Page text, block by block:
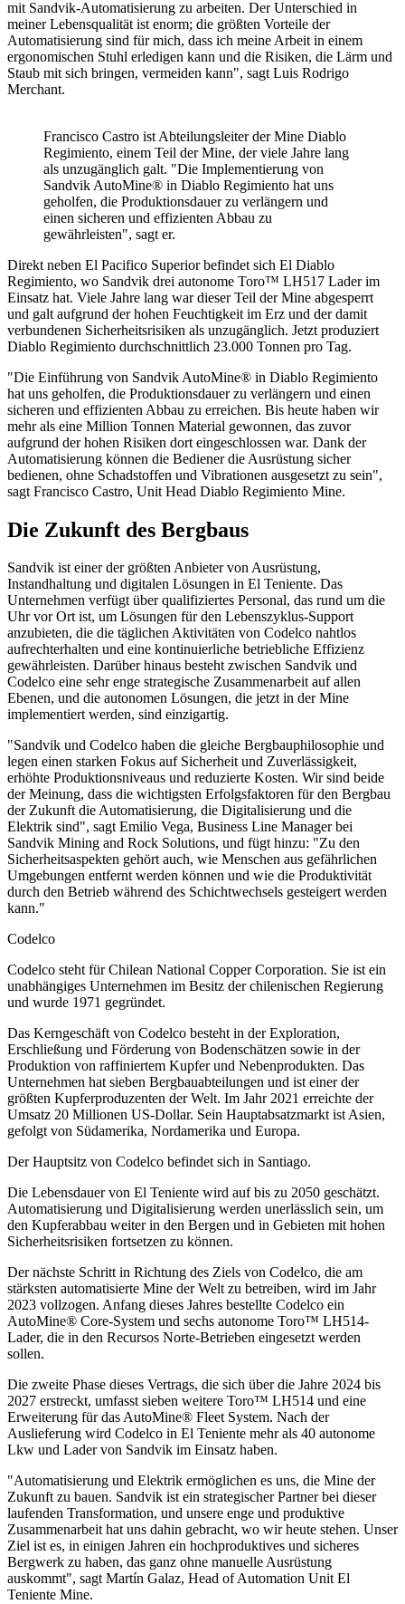
mit Sandvik-Automatisierung zu arbeiten. Der Unterschied in
meiner Lebensqualität ist enorm; die größten Vorteile der
Automatisierung sind für mich, dass ich meine Arbeit in einem
ergonomischen Stuhl erledigen kann und die Risiken, die Lärm und
Staub mit sich bringen, vermeiden kann", sagt Luis Rodrigo
Merchant.
Francisco Castro ist Abteilungsleiter der Mine Diablo
Regimiento, einem Teil der Mine, der viele Jahre lang
als unzugänglich galt. "Die Implementierung von
Sandvik AutoMine® in Diablo Regimiento hat uns
geholfen, die Produktionsdauer zu verlängern und
einen sicheren und effizienten Abbau zu
gewährleisten", sagt er.
Direkt neben El Pacifico Superior befindet sich El Diablo
Regimiento, wo Sandvik drei autonome Toro™ LH517 Lader im
Einsatz hat. Viele Jahre lang war dieser Teil der Mine abgesperrt
und galt aufgrund der hohen Feuchtigkeit im Erz und der damit
verbundenen Sicherheitsrisiken als unzugänglich. Jetzt produziert
Diablo Regimiento durchschnittlich 23.000 Tonnen pro Tag.
"Die Einführung von Sandvik AutoMine® in Diablo Regimiento
hat uns geholfen, die Produktionsdauer zu verlängern und einen
sicheren und effizienten Abbau zu erreichen. Bis heute haben wir
mehr als eine Million Tonnen Material gewonnen, das zuvor
aufgrund der hohen Risiken dort eingeschlossen war. Dank der
Automatisierung können die Bediener die Ausrüstung sicher
bedienen, ohne Schadstoffen und Vibrationen ausgesetzt zu sein",
sagt Francisco Castro, Unit Head Diablo Regimiento Mine.
Die Zukunft des Bergbaus
Sandvik ist einer der größten Anbieter von Ausrüstung,
Instandhaltung und digitalen Lösungen in El Teniente. Das
Unternehmen verfügt über qualifiziertes Personal, das rund um die
Uhr vor Ort ist, um Lösungen für den Lebenszyklus-Support
anzubieten, die die täglichen Aktivitäten von Codelco nahtlos
aufrechterhalten und eine kontinuierliche betriebliche Effizienz
gewährleisten. Darüber hinaus besteht zwischen Sandvik und
Codelco eine sehr enge strategische Zusammenarbeit auf allen
Ebenen, und die autonomen Lösungen, die jetzt in der Mine
implementiert werden, sind einzigartig.
"Sandvik und Codelco haben die gleiche Bergbauphilosophie und
legen einen starken Fokus auf Sicherheit und Zuverlässigkeit,
erhöhte Produktionsniveaus und reduzierte Kosten. Wir sind beide
der Meinung, dass die wichtigsten Erfolgsfaktoren für den Bergbau
der Zukunft die Automatisierung, die Digitalisierung und die
Elektrik sind", sagt Emilio Vega, Business Line Manager bei
Sandvik Mining and Rock Solutions, und fügt hinzu: "Zu den
Sicherheitsaspekten gehört auch, wie Menschen aus gefährlichen
Umgebungen entfernt werden können und wie die Produktivität
durch den Betrieb während des Schichtwechsels gesteigert werden
kann."
Codelco
Codelco steht für Chilean National Copper Corporation. Sie ist ein
unabhängiges Unternehmen im Besitz der chilenischen Regierung
und wurde 1971 gegründet.
Das Kerngeschäft von Codelco besteht in der Exploration,
Erschließung und Förderung von Bodenschätzen sowie in der
Produktion von raffiniertem Kupfer und Nebenprodukten. Das
Unternehmen hat sieben Bergbauabteilungen und ist einer der
größten Kupferproduzenten der Welt. Im Jahr 2021 erreichte der
Umsatz 20 Millionen US-Dollar. Sein Hauptabsatzmarkt ist Asien,
gefolgt von Südamerika, Nordamerika und Europa.
Der Hauptsitz von Codelco befindet sich in Santiago.
Die Lebensdauer von El Teniente wird auf bis zu 2050 geschätzt.
Automatisierung und Digitalisierung werden unerlässlich sein, um
den Kupferabbau weiter in den Bergen und in Gebieten mit hohen
Sicherheitsrisiken fortsetzen zu können.
Der nächste Schritt in Richtung des Ziels von Codelco, die am
stärksten automatisierte Mine der Welt zu betreiben, wird im Jahr
2023 vollzogen. Anfang dieses Jahres bestellte Codelco ein
AutoMine® Core-System und sechs autonome Toro™ LH514-
Lader, die in den Recursos Norte-Betrieben eingesetzt werden
sollen.
Die zweite Phase dieses Vertrags, die sich über die Jahre 2024 bis
2027 erstreckt, umfasst sieben weitere Toro™ LH514 und eine
Erweiterung für das AutoMine® Fleet System. Nach der
Auslieferung wird Codelco in El Teniente mehr als 40 autonome
Lkw und Lader von Sandvik im Einsatz haben.
"Automatisierung und Elektrik ermöglichen es uns, die Mine der
Zukunft zu bauen. Sandvik ist ein strategischer Partner bei dieser
laufenden Transformation, und unsere enge und produktive
Zusammenarbeit hat uns dahin gebracht, wo wir heute stehen. Unser
Ziel ist es, in einigen Jahren ein hochproduktives und sicheres
Bergwerk zu haben, das ganz ohne manuelle Ausrüstung
auskommt", sagt Martín Galaz, Head of Automation Unit El
Teniente Mine.